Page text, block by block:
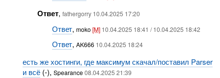
Ответ, fathergorry 10.04.2025 17:20
Ответ,moko[M] 10.04.2025 18:41 / 10.04.2025 18:42
Ответ,AK666 10.04.2025 18:24
есть же хостинги, где максимум скачал/поставил Parser
и всё(-), Spearance08.04.2025 21:39